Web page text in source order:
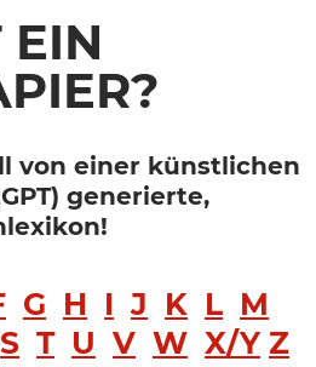
EIN
von einer künstlichen
generierte,
G H I J K L M
S T U V W X/Y Z